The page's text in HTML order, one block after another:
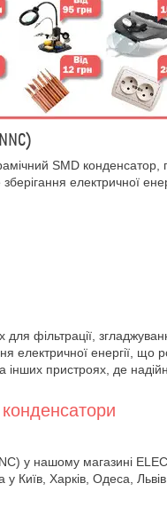
SMD конденсатор,
електричної
фільтрації,
електричної енергії, що
пристроях, де
конденсатори
у нашому магазині
у Київ, Харків, Одеса,